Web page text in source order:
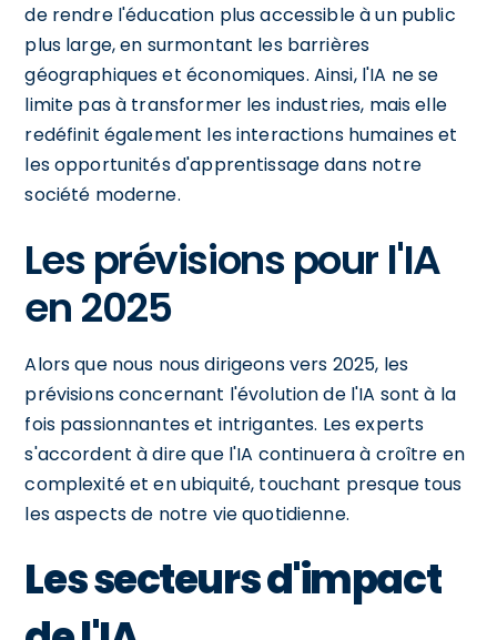
de rendre l'éducation plus accessible à un public
plus large, en surmontant les barrières
géographiques et économiques. Ainsi, l'IA ne se
limite pas à transformer les industries, mais elle
redéfinit également les interactions humaines et
les opportunités d'apprentissage dans notre
société moderne.
Les prévisions pour l'IA
en 2025
Alors que nous nous dirigeons vers 2025, les
prévisions concernant l'évolution de l'IA sont à la
fois passionnantes et intrigantes. Les experts
s'accordent à dire que l'IA continuera à croître en
complexité et en ubiquité, touchant presque tous
les aspects de notre vie quotidienne.
Les secteurs d'impact